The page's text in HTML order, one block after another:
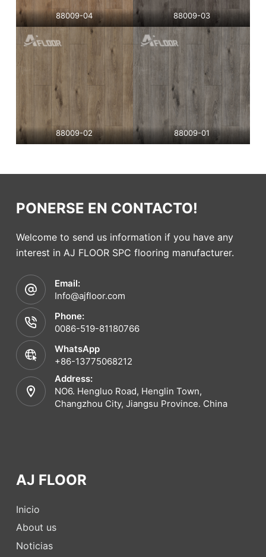
88009-04 88009-03
88009-02 88009-01
PONERSE EN CONTACTO!
Welcome to send us information if you have any
interest in AJ FLOOR SPC flooring manufacturer.
Email:
Info@ajfloor.com
Phone:
0086-519-81180766
WhatsApp
+86-13775068212
Address:
NO6. Hengluo Road, Henglin Town,
Changzhou City, Jiangsu Province. China
AJ FLOOR
Inicio
About us
Noticias